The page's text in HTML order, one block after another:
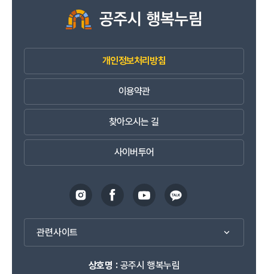
개인정보처리방침
이용약관
찾아오시는 길
사이버투어
관련사이트
상호명 :공주시 행복누림